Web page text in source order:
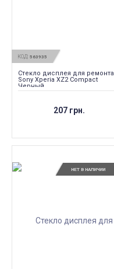
КОД: 563935
Стекло дисплея для ремонта
Sony Xperia XZ2 Compact
Черный
207 грн.
НЕТ В НАЛИЧИИ